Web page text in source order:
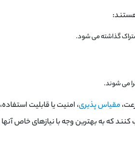
هستند:
گذاشته می شود.
می شوند.
مقیاس پذیری، امنیت یا قابلیت استفاده،
کنند که به بهترین وجه با نیازهای خاص آنها